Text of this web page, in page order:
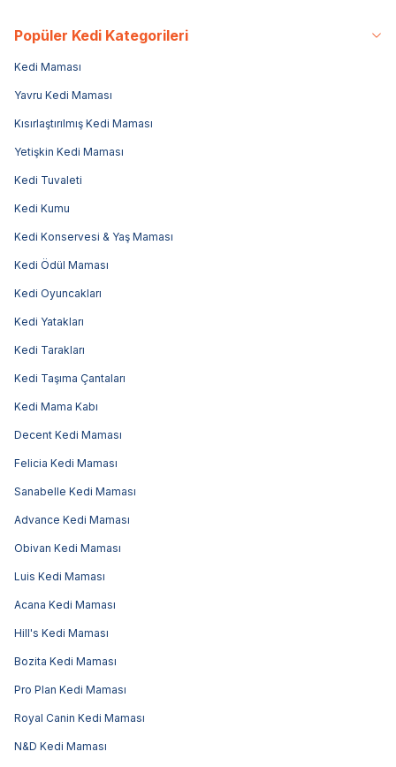
Popüler Kedi Kategorileri
Kedi Maması
Yavru Kedi Maması
Kısırlaştırılmış Kedi Maması
Yetişkin Kedi Maması
Kedi Tuvaleti
Kedi Kumu
Kedi Konservesi & Yaş Maması
Kedi Ödül Maması
Kedi Oyuncakları
Kedi Yatakları
Kedi Tarakları
Kedi Taşıma Çantaları
Kedi Mama Kabı
Decent Kedi Maması
Felicia Kedi Maması
Sanabelle Kedi Maması
Advance Kedi Maması
Obivan Kedi Maması
Luis Kedi Maması
Acana Kedi Maması
Hill's Kedi Maması
Bozita Kedi Maması
Pro Plan Kedi Maması
Royal Canin Kedi Maması
N&D Kedi Maması